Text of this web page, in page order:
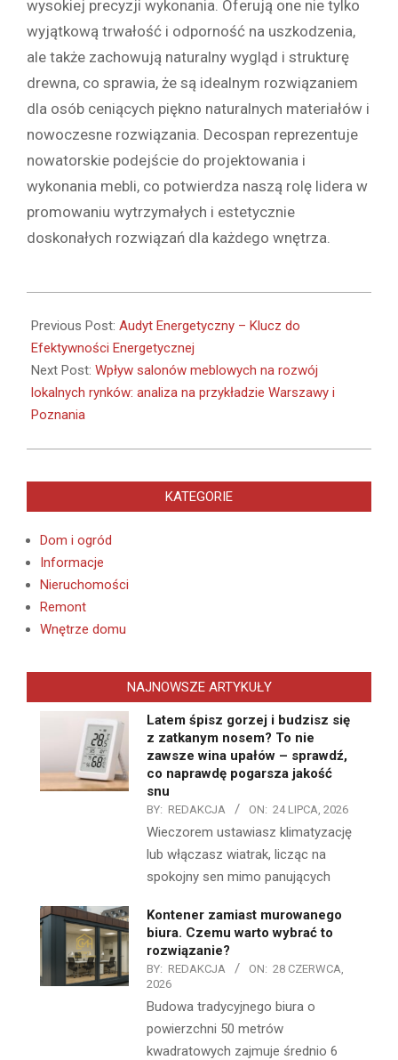
wysokiej precyzji wykonania. Oferują one nie tylko
wyjątkową trwałość i odporność na uszkodzenia,
ale także zachowują naturalny wygląd i strukturę
drewna, co sprawia, że są idealnym rozwiązaniem
dla osób ceniących piękno naturalnych materiałów i
nowoczesne rozwiązania. Decospan reprezentuje
nowatorskie podejście do projektowania i
wykonania mebli, co potwierdza naszą rolę lidera w
promowaniu wytrzymałych i estetycznie
doskonałych rozwiązań dla każdego wnętrza.
03-
07
Previous Post: Audyt Energetyczny – Klucz do
Efektywności Energetycznej
Next Post: Wpływ salonów meblowych na rozwój
lokalnych rynków: analiza na przykładzie Warszawy i
Poznania
KATEGORIE
Dom i ogród
Informacje
Nieruchomości
Remont
Wnętrze domu
NAJNOWSZE ARTYKUŁY
Latem śpisz gorzej i budzisz się
z zatkanym nosem? To nie
zawsze wina upałów – sprawdź,
co naprawdę pogarsza jakość
snu
BY: REDAKCJA ON: 24 LIPCA, 2026
Wieczorem ustawiasz klimatyzację
lub włączasz wiatrak, licząc na
spokojny sen mimo panujących
Kontener zamiast murowanego
biura. Czemu warto wybrać to
rozwiązanie?
BY: REDAKCJA ON: 28 CZERWCA,
2026
Budowa tradycyjnego biura o
powierzchni 50 metrów
kwadratowych zajmuje średnio 6